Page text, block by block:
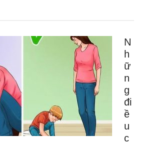
N
h
ữ
n
g
đi
ề
u
c